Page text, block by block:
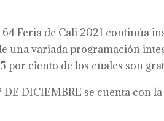
Feria de Cali 2021 continúa
una variada programación
por ciento de los cuales son
DE DICIEMBRE se cuenta con